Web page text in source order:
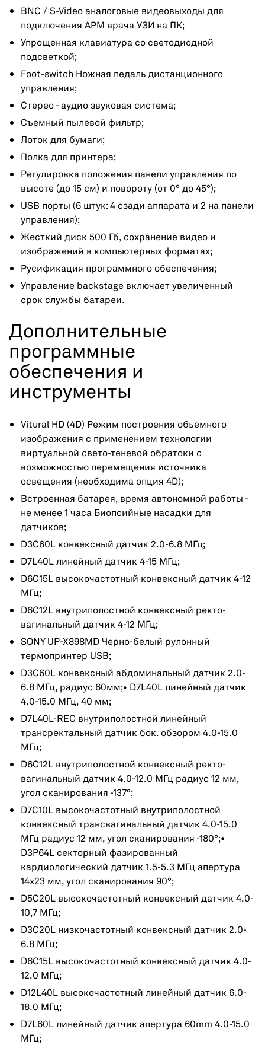
BNC / S-Video аналоговые видеовыходы для
подключения АРМ врача УЗИ на ПК;
Упрощенная клавиатура со светодиодной
подсветкой;
Foot-switch Ножная педаль дистанционного
управления;
Стерео - аудио звуковая система;
Съемный пылевой фильтр;
Лоток для бумаги;
Полка для принтера;
Регулировка положения панели управления по
высоте (до 15 см) и повороту (от 0° до 45°);
USB порты (6 штук: 4 сзади аппарата и 2 на панели
управления);
Жесткий диск 500 Гб, сохранение видео и
изображений в компьютерных форматах;
Русификация программного обеспечения;
Управление backstage включает увеличенный
срок службы батареи.
Дополнительные
программные
обеспечения и
инструменты
Vitural HD (4D) Режим построения объемного
изображения с применением технологии
виртуальной свето-теневой обратоки с
возможностью перемещения источника
освещения (необходима опция 4D);
Встроенная батарея, время автономной работы -
не менее 1 часа Биопсийные насадки для
датчиков;
D3C60L конвексный датчик 2.0-6.8 МГц;
D7L40L линейный датчик 4-15 МГц;
D6C15L высокочастотный конвексный датчик 4-12
МГц;
D6C12L внутриполостной конвексный ректо-
вагинальный датчик 4-12 МГц;
SONY UP-X898MD Черно-белый рулонный
термопринтер USB;
D3C60L конвексный абдоминальный датчик 2.0-
6.8 МГц, радиус 60мм;• D7L40L линейный датчик
4.0-15.0 МГц, 40 мм;
D7L40L-REC внутриполостной линейный
трансректальный датчик бок. обзором 4.0-15.0
МГц;
D6C12L внутриполостной конвексный ректо-
вагинальный датчик 4.0-12.0 МГц радиус 12 мм,
угол сканирования -137°;
D7C10L высокочастотный внутриполостной
конвексный трансвагинальный датчик 4.0-15.0
МГц радиус 12 мм, угол сканирования -180°;•
D3P64L секторный фазированный
кардиологический датчик 1.5-5.3 МГц апертура
14х23 мм, угол сканирования 90°;
D5C20L высокочастотный конвексный датчик 4.0-
10,7 МГц;
D3C20L низкочастотный конвексный датчик 2.0-
6.8 МГц;
D6C15L высокочастотный конвексный датчик 4.0-
12.0 МГц;
D12L40L высокочастотный линейный датчик 6.0-
18.0 МГц;
D7L60L линейный датчик апертура 60mm 4.0-15.0
МГц;